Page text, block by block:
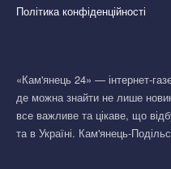
Політика конфіденційності
«Кам'янець 24» — інтернет-
де можна знайти не лише
все важливе та цікаве, що
та в Україні. Кам'янець-